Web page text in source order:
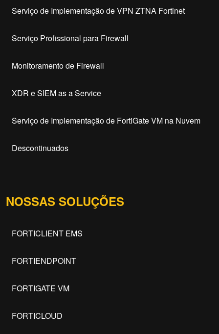
Serviço de Implementação de VPN ZTNA Fortinet
Serviço Profissional para Firewall
Monitoramento de Firewall
XDR e SIEM as a Service
Serviço de Implementação de FortiGate VM na Nuvem
Descontinuados
NOSSAS SOLUÇÕES
FORTICLIENT EMS
FORTIENDPOINT
FORTIGATE VM
FORTICLOUD